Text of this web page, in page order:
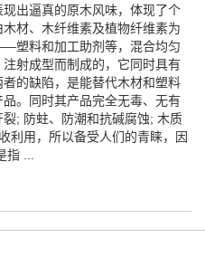
出逼真的原木风味，体现了个
材、木纤维素及植物纤维素为
塑料和加工助剂等，混合均匀
射成型而制成的，它同时具有
的缺陷，是能替代木材和塑料
。同时其产品完全无毒、无有
; 防蛀、防潮和抗碱腐蚀; 木质
利用，所以备受人们的青睐，因
指 ...